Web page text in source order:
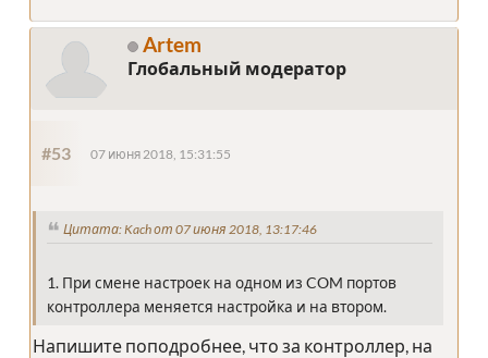
Artem
Глобальный модератор
#53 07 июня 2018, 15:31:55
Цитата: Kach от 07 июня 2018, 13:17:46
1. При смене настроек на одном из COM портов
контроллера меняется настройка и на втором.
Напишите поподробнее, что за контроллер, на